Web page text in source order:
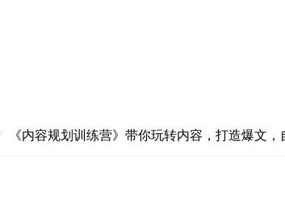
《内容规划训练营》带你玩转内容，打造爆文